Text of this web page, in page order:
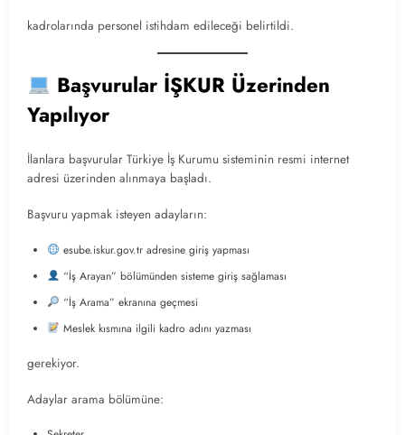
kadrolarında personel istihdam edileceği belirtildi.
Başvurular İŞKUR Üzerinden
Yapılıyor
İlanlara başvurular Türkiye İş Kurumu sisteminin resmi internet
adresi üzerinden alınmaya başladı.
Başvuru yapmak isteyen adayların:
esube.iskur.gov.tr adresine giriş yapması
“İş Arayan” bölümünden sisteme giriş sağlaması
“İş Arama” ekranına geçmesi
Meslek kısmına ilgili kadro adını yazması
gerekiyor.
Adaylar arama bölümüne: